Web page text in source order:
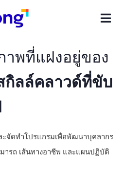
พที่แฝงอยู่ของ
กิลล์คลาวด์ที่ขับ
ะจัดทำโปรแกรมเพื่อพัฒนาบุคลากร
รถ เส้นทางอาชีพ และแผนปฏิบัติ